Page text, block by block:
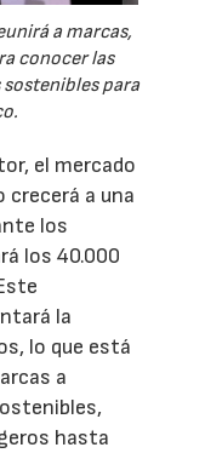
a marcas,
conocer las
para
el mercado
crecerá a una
los
los 40.000
la
lo que está
a
hasta